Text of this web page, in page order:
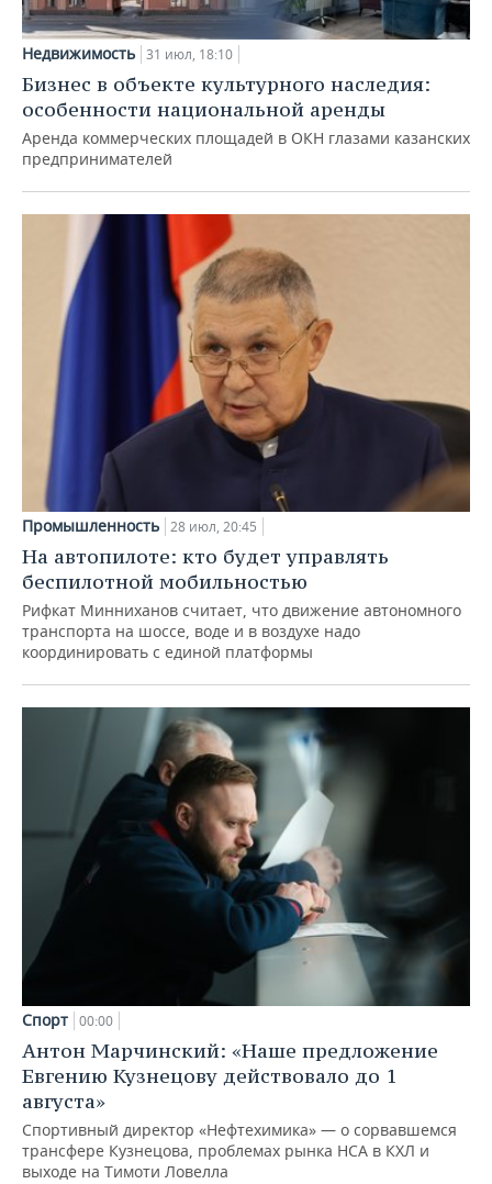
Недвижимость 31 июл, 18:10
Бизнес в объекте культурного наследия:
особенности национальной аренды
Аренда коммерческих площадей в ОКН глазами казанских
предпринимателей
Промышленность 28 июл, 20:45
На автопилоте: кто будет управлять
беспилотной мобильностью
Рифкат Минниханов считает, что движение автономного
транспорта на шоссе, воде и в воздухе надо
координировать с единой платформы
Спорт 00:00
Антон Марчинский: «Наше предложение
Евгению Кузнецову действовало до 1
августа»
Спортивный директор «Нефтехимика» — о сорвавшемся
трансфере Кузнецова, проблемах рынка НСА в КХЛ и
выходе на Тимоти Ловелла